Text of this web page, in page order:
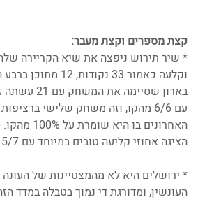
קצת מספרים וקצת מעבר:
* שיר תירוש ניפצה את שיא הקריירה
וקלעה כאמור 33
בארון שסיימה
האחרונים בו
הציגה אחוזי קליעה טובים במיוחד עם 5/7 ל-2 ו-5/5 מהקו.
* ירושלים היא לא מהמצטיינות של
העונשין, ומדורגת די נמוך בטבלה במדד